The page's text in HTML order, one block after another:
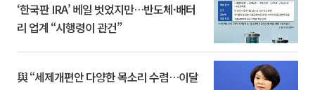
‘한국판 IRA’ 베일 벗었지만…반도체·배터
리 업계 “시행령이 관건”
與 “세제개편안 다양한 목소리 수렴…이달